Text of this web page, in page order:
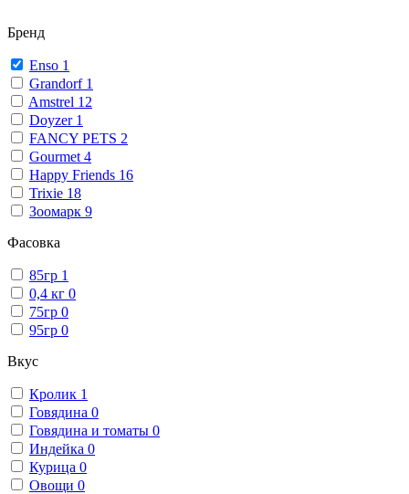
Бренд
Enso 1
Grandorf 1
Amstrel 12
Doyzer 1
FANCY PETS 2
Gourmet 4
Happy Friends 16
Trixie 18
Зоомарк 9
Фасовка
85гр 1
0,4 кг 0
75гр 0
95гр 0
Вкус
Кролик 1
Говядина 0
Говядина и томаты 0
Индейка 0
Курица 0
Овощи 0